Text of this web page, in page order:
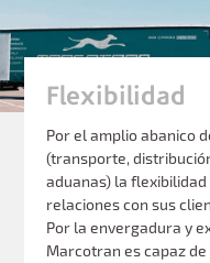
Flexibilidad
Por el amplio abanico
(transporte,
aduanas) la
relaciones con sus
Por la envergadura y
Marcotran es capaz